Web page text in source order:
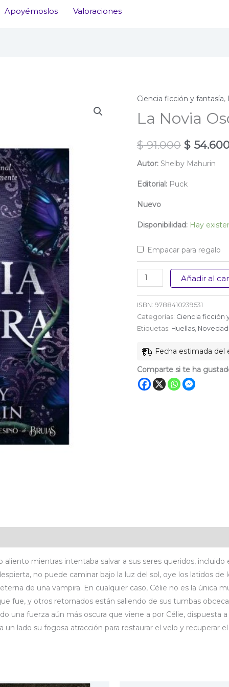
Apoyémoslos Valoraciones
Ciencia ficción y fantasía,
La Novia
$91.000 El
precio
original
$ 91.000.
$
Autor: Shelby Mahurin
Editorial: Puck
Nuevo
Disponibilidad: Hay
Empacar para regalo
La
Novia
Oscura
cantidad
Añadir al
ISBN: 9788410239531
Categorías: Ciencia ficción
Etiquetas: Huellas,
Fecha estimada del
Comparte si te ha
mientras intentaba salvar a sus seres queridos,
no puede caminar bajo la luz del sol, oye los latidos
de una vampira. En cualquier caso, Célie no es la única
fue, y otros retornados están saliendo de sus tumbas
una fuerza aún más oscura que viene a por Célie, dispuesta
lado su fogosa atracción para restaurar el velo y recuperar